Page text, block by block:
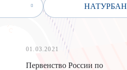
НАТУРБАН
01.03.2021
Первенство России по